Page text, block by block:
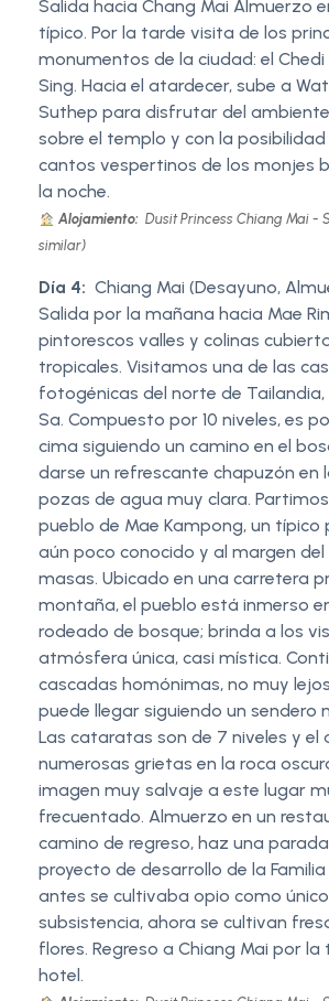
Salida hacia Chang Mai Almuerzo
típico. Por la tarde visita de los
monumentos de la ciudad: el Chedi
Sing. Hacia el atardecer, sube a
Suthep para disfrutar del
sobre el templo y con la
cantos vespertinos de los monjes
la noche.
Alojamiento: Dusit Princess Chiang Mai -
similar)
Día 4: Chiang Mai (Desayuno,
Salida por la mañana hacia Mae
pintorescos valles y colinas
tropicales. Visitamos una de las
fotogénicas del norte de Tailandia,
Sa. Compuesto por 10 niveles, es
cima siguiendo un camino en el
darse un refrescante chapuzón en
pozas de agua muy clara.
pueblo de Mae Kampong, un típico
aún poco conocido y al margen
masas. Ubicado en una carretera
montaña, el pueblo está inmerso
rodeado de bosque; brinda a los
atmósfera única, casi mística.
cascadas homónimas, no muy
puede llegar siguiendo un sendero
Las cataratas son de 7 niveles y el
numerosas grietas en la roca
imagen muy salvaje a este lugar
frecuentado. Almuerzo en un
camino de regreso, haz una
proyecto de desarrollo de la Familia
antes se cultivaba opio como
subsistencia, ahora se cultivan
flores. Regreso a Chiang Mai por
hotel.